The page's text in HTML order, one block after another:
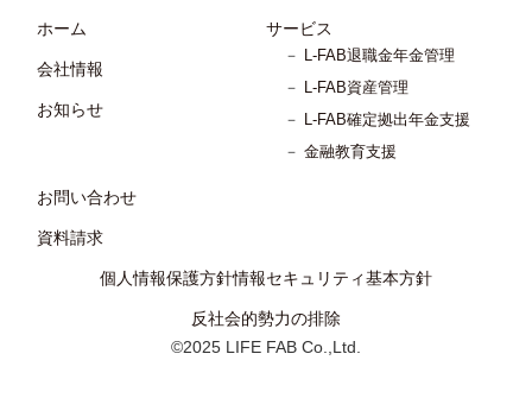
ホーム
会社情報
お知らせ
サービス
－ L-FAB退職金年金管理
－ L-FAB資産管理
－ L-FAB確定拠出年⾦⽀援
－ 金融教育⽀援
お問い合わせ
資料請求
個⼈情報保護方針情報セキュリティ基本⽅針
反社会的勢力の排除
©2025 LIFE FAB Co.,Ltd.